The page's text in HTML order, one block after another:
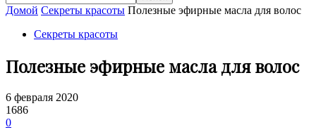
Домой Секреты красоты Полезные эфирные масла для волос
Секреты красоты
Полезные эфирные масла для волос
6 февраля 2020
1686
0